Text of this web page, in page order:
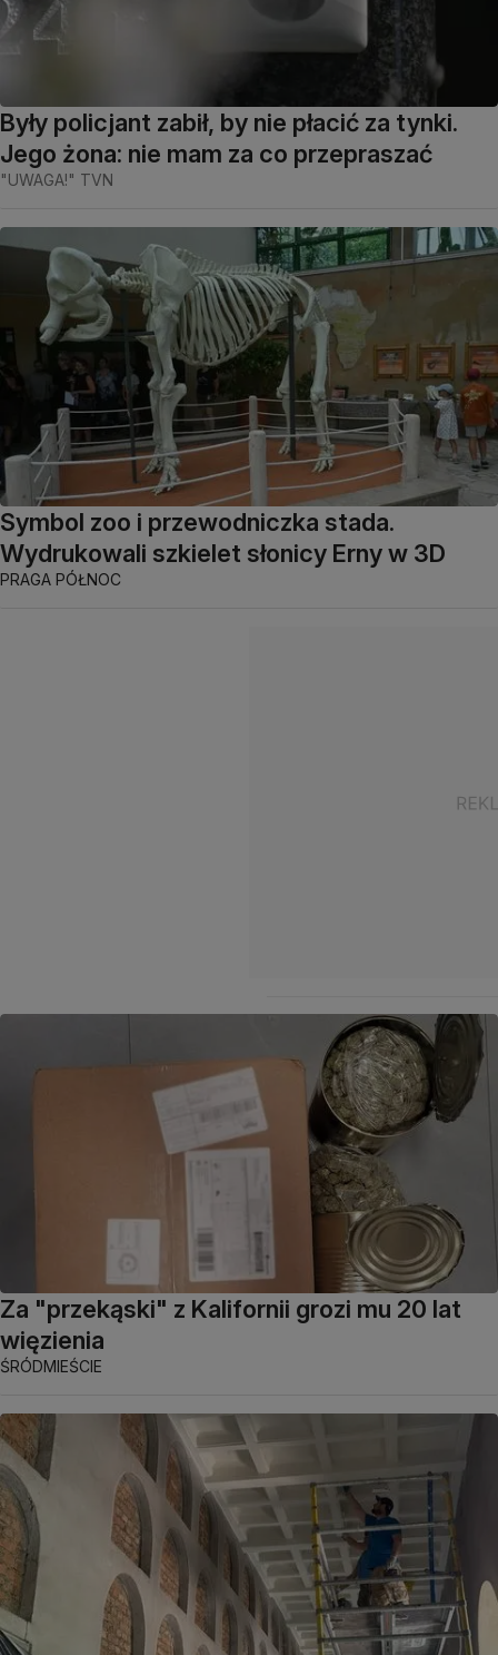
Były policjant zabił, by nie płacić za tynki.
Jego żona: nie mam za co przepraszać
"UWAGA!" TVN
Symbol zoo i przewodniczka stada.
Wydrukowali szkielet słonicy Erny w 3D
PRAGA PÓŁNOC
Za "przekąski" z Kalifornii grozi mu 20 lat
więzienia
ŚRÓDMIEŚCIE